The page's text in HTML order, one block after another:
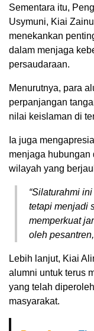
Sementara itu,
Usymuni, Kiai
menekankan
dalam menjaga
persaudaraan.
Menurutnya, para
perpanjangan
nilai keislaman di
Ia juga
menjaga hubungan
wilayah yang
“Silaturahmi
tetapi menjadi
memperkuat
oleh
Lebih lanjut, Kiai
alumni untuk terus
yang telah
masyarakat.